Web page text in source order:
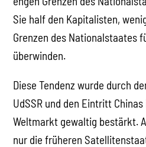
Sie half den Kapitalisten,
Grenzen des Nationalstaates
überwinden.
Diese Tendenz wurde durch
UdSSR und den Eintritt
Weltmarkt gewaltig bestärkt.
nur die früheren